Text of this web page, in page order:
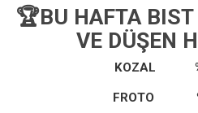
🏆BU HAFTA
VE DÜŞEN
KOZAL
FROTO